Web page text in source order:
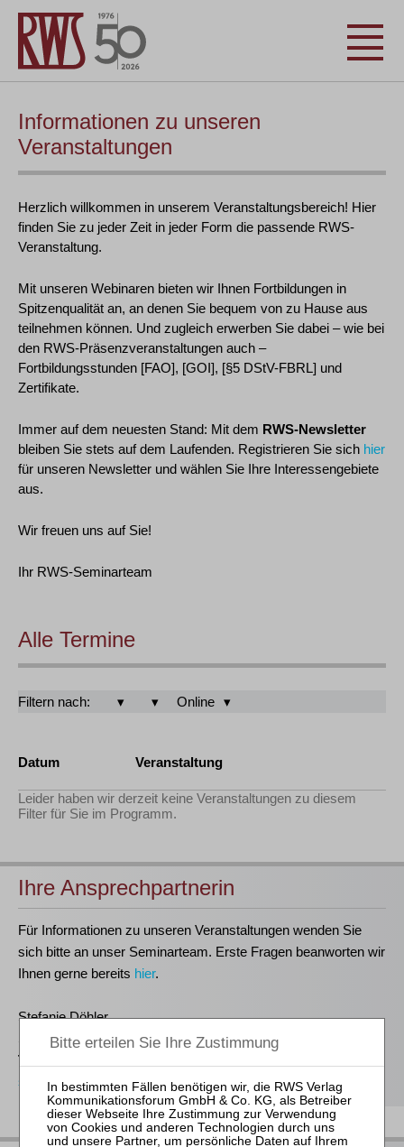
Informationen zu unseren
Veranstaltungen
Herzlich willkommen in unserem Veranstaltungsbereich! Hier
finden Sie zu jeder Zeit in jeder Form die passende RWS-
Veranstaltung.
Mit unseren Webinaren bieten wir Ihnen Fortbildungen in
Spitzenqualität an, an denen Sie bequem von zu Hause aus
teilnehmen können. Und zugleich erwerben Sie dabei – wie bei
den RWS-Präsenzveranstaltungen auch –
Fortbildungsstunden [FAO], [GOI], [§5 DStV-FBRL] und
Zertifikate.
Immer auf dem neuesten Stand: Mit dem RWS-Newsletter
bleiben Sie stets auf dem Laufenden. Registrieren Sie sich hier
für unseren Newsletter und wählen Sie Ihre Interessengebiete
aus.
Wir freuen uns auf Sie!
Ihr RWS-Seminarteam
Alle Termine
Filtern nach: Online
Datum Veranstaltung
Leider haben wir derzeit keine Veranstaltungen zu diesem
Filter für Sie im Programm.
Ihre Ansprechpartnerin
Für Informationen zu unseren Veranstaltungen wenden Sie
sich bitte an unser Seminarteam. Erste Fragen beanworten wir
Ihnen gerne bereits hier.
Stefanie Döhler
Seminarorganisation
T
seminar@rws-verlag.de